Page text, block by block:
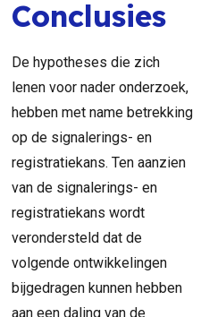
Conclusies
De hypotheses die zich
lenen voor nader onderzoek,
hebben met name betrekking
op de signalerings- en
registratiekans. Ten aanzien
van de signalerings- en
registratiekans wordt
verondersteld dat de
volgende ontwikkelingen
bijgedragen kunnen hebben
aan een daling van de